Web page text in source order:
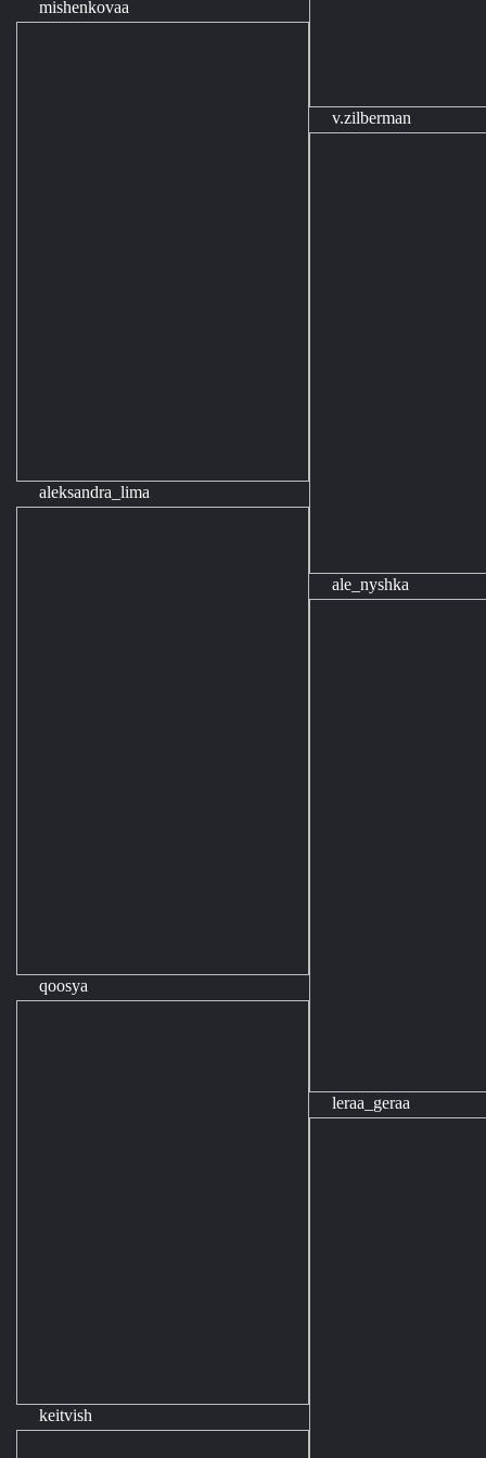
mishenkovaa
aleksandra_lima
qoosya
keitvish
v.zilberman
ale_nyshka
leraa_geraa